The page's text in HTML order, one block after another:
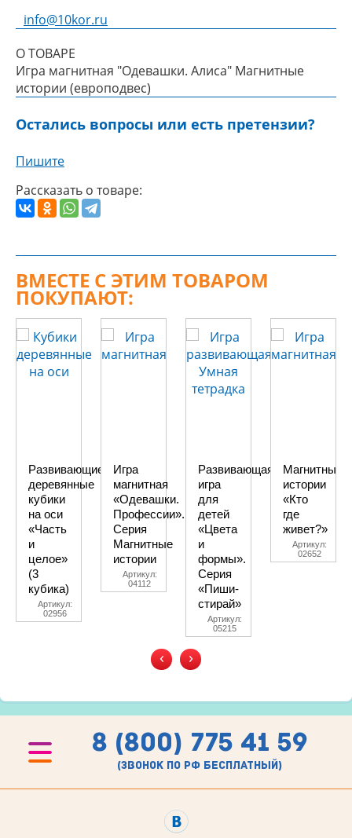
info@10kor.ru
О ТОВАРЕ
Игра магнитная "Одевашки. Алиса" Магнитные
истории (европодвес)
Остались вопросы или есть претензии?
Пишите
Рассказать о товаре:
ВМЕСТЕ С ЭТИМ ТОВАРОМ
ПОКУПАЮТ:
Развивающие
деревянные
кубики
на оси
«Часть
и
целое»
(3
кубика)
Артикул:
02956
Игра
магнитная
«Одевашки.
Профессии».
Серия
Магнитные
истории
Артикул:
04112
Развивающая
игра
для
детей
«Цвета
и
формы».
Серия
«Пиши-
стирай»
Артикул:
05215
Магнитные
истории
«Кто
где
живет?»
Артикул:
02652
‹ ›
8 (800) 775 41 59
(звонок по рф бесплатный)